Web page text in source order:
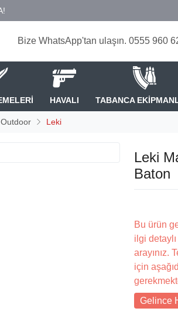
Bize WhatsApp'tan ulaşın. 0555 960
HAVALI TABANCA
Leki
Leki
Baton
Bu ürün
ilgi
arayınız.
için
Gelince